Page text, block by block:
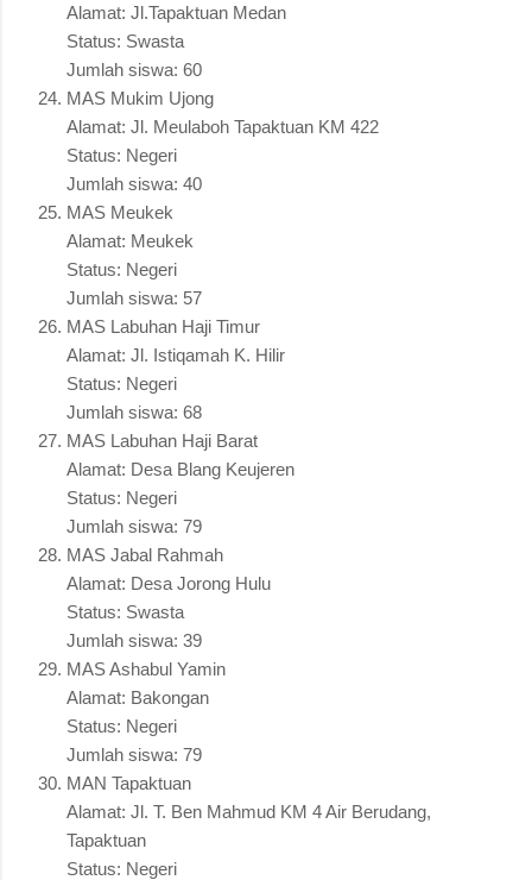
Alamat: Jl.Tapaktuan Medan
Status: Swasta
Jumlah siswa: 60
MAS Mukim Ujong
Alamat: Jl. Meulaboh Tapaktuan KM 422
Status: Negeri
Jumlah siswa: 40
MAS Meukek
Alamat: Meukek
Status: Negeri
Jumlah siswa: 57
MAS Labuhan Haji Timur
Alamat: Jl. Istiqamah K. Hilir
Status: Negeri
Jumlah siswa: 68
MAS Labuhan Haji Barat
Alamat: Desa Blang Keujeren
Status: Negeri
Jumlah siswa: 79
MAS Jabal Rahmah
Alamat: Desa Jorong Hulu
Status: Swasta
Jumlah siswa: 39
MAS Ashabul Yamin
Alamat: Bakongan
Status: Negeri
Jumlah siswa: 79
MAN Tapaktuan
Alamat: Jl. T. Ben Mahmud KM 4 Air Berudang,
Tapaktuan
Status: Negeri